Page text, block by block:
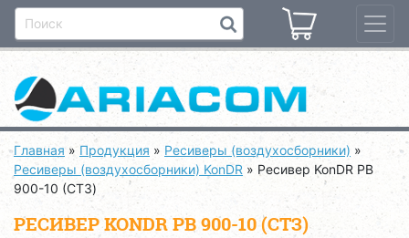
Главная » Продукция » Ресиверы (воздухосборники) »
Ресиверы (воздухосборники) KonDR » Ресивер KonDR РB
900-10 (СТЗ)
РЕСИВЕР KONDR РB 900-10 (СТЗ)